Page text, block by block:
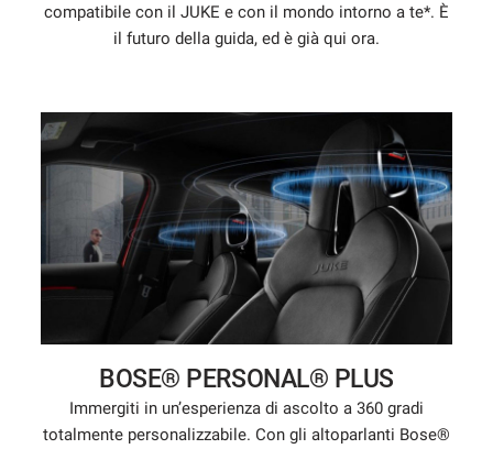
compatibile con il JUKE e con il mondo intorno a te*. È
il futuro della guida, ed è già qui ora.
BOSE® PERSONAL® PLUS
Immergiti in un’esperienza di ascolto a 360 gradi
totalmente personalizzabile. Con gli altoparlanti Bose®